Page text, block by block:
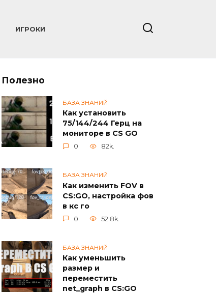
ИГРОКИ
Полезно
БАЗА ЗНАНИЙ
Как установить
75/144/244 Герц на
мониторе в CS GO
0 82k.
БАЗА ЗНАНИЙ
Как изменить FOV в
CS:GO, настройка фов
в кс го
0 52.8k.
БАЗА ЗНАНИЙ
Как уменьшить
размер и
переместить
net_graph в CS:GO